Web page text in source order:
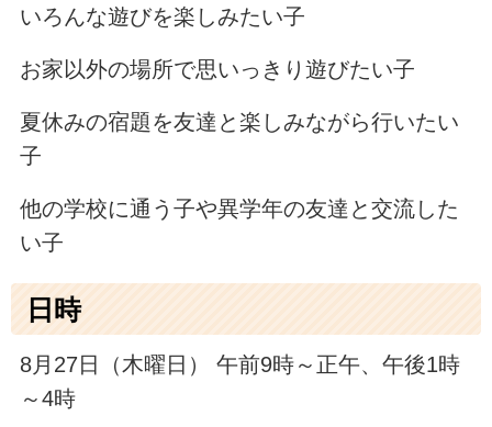
いろんな遊びを楽しみたい子
お家以外の場所で思いっきり遊びたい子
夏休みの宿題を友達と楽しみながら行いたい
子
他の学校に通う子や異学年の友達と交流した
い子
日時
8月27日（木曜日） 午前9時～正午、午後1時
～4時